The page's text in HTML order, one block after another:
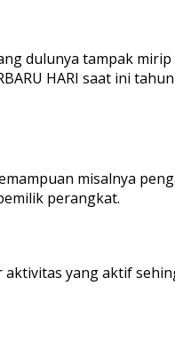
dulunya tampak
HARI saat ini
misalnya
perangkat.
yang aktif